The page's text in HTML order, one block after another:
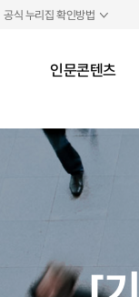
공식 누리집 확인방법
인문콘텐츠